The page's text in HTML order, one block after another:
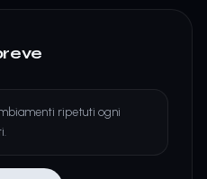
ripetuti ogni